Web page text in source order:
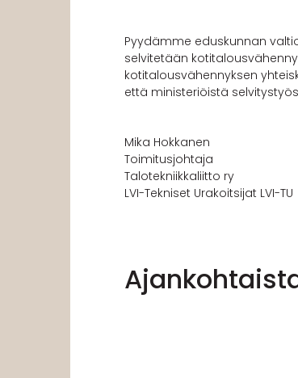
Pyydämme eduskunnan
selvitetään
kotitalousvähennyksen
että ministeriöistä
Mika Hokkanen
Toimitusjohtaja
Talotekniikkaliitto ry
LVI-Tekniset Urakoitsijat LVI-TU